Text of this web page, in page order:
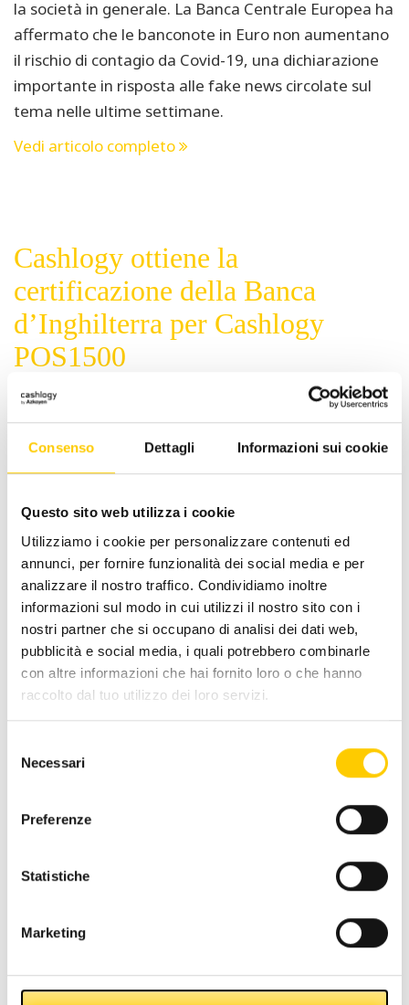
Consenso Dettagli Informazioni sui cookie
Questo sito web utilizza i cookie
Utilizziamo i cookie per personalizzare contenuti ed
annunci, per fornire funzionalità dei social media e per
analizzare il nostro traffico. Condividiamo inoltre
informazioni sul modo in cui utilizzi il nostro sito con i
nostri partner che si occupano di analisi dei dati web,
pubblicità e social media, i quali potrebbero combinarle
con altre informazioni che hai fornito loro o che hanno
raccolto dal tuo utilizzo dei loro servizi.
delNecessari
Preferenze
Statistiche
Marketing
la società in generale. La Banca Centrale Europea ha
affermato che le banconote in Euro non aumentano
il rischio di contagio da Covid-19, una dichiarazione
importante in risposta alle fake news circolate sul
tema nelle ultime settimane.
Vedi articolo completo
Cashlogy ottiene la
certificazione della Banca
d’Inghilterra per Cashlogy
POS1500
Cashlogy POS1500 si è dimostrato perfettamente in
grado di individuare tutte le banconote contraffatte
conosciute.
Vedi articolo completo
Il Gruppo Azkoyen porterà sul
mercato francese il Cashlogy
POS 1500X all’Europain 2018
1 Febbraio 2018
Il Gruppo Azkoyen, multinazionale tecnologica